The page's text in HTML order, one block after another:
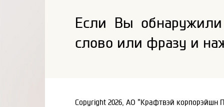
Если Вы
слово или фразу и
Copyright 2026, АО "Крафтвэй корпорэйшн